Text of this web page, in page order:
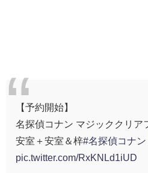
【予約開始】
名探偵コナン マジッククリア
安室＋安室＆梓#名探偵コナン
pic.twitter.com/RxKNLd1iUD